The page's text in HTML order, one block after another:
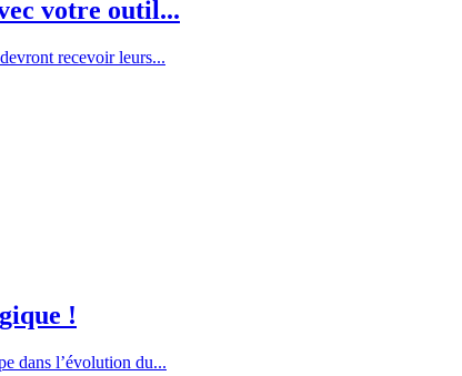
votre outil...
recevoir leurs...
!
dans l’évolution du...